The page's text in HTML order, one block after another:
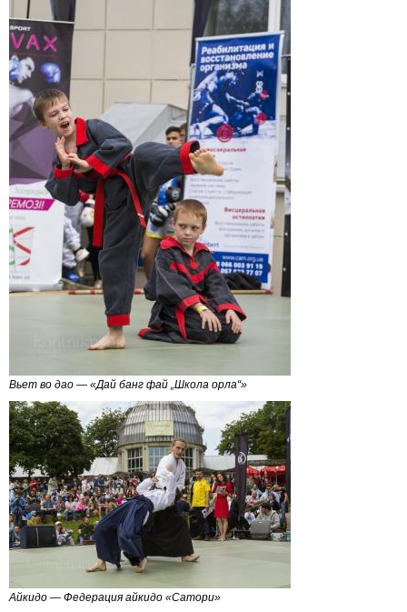
Вьет во дао — «Дай банг фай „Школа орла“»
Айкидо — Федерация айкидо «Сатори»